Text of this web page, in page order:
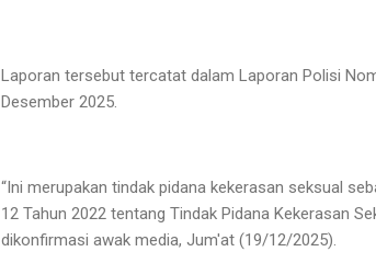
Laporan tersebut tercatat dalam Laporan Polisi
Desember 2025.
“Ini merupakan tindak pidana kekerasan seksual
12 Tahun 2022 tentang Tindak Pidana Kekerasan
dikonfirmasi awak media, Jum'at (19/12/2025).